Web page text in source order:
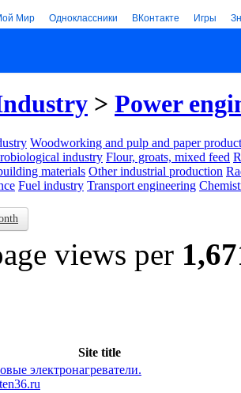
Мир Одноклассники ВКонтакте Игры
> Power
Woodworking and pulp and paper
industry Flour, groats, mixed feed
materials Other industrial production
Fuel industry Transport engineering
views per
Site title
электронагреватели.